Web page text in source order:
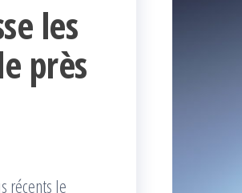
les
près
récents le